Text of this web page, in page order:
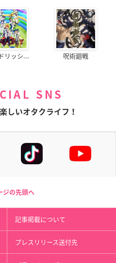
リッシ... 呪術廻戦
SNS
しいオタクライフ！
ジの先頭へ
記事掲載について
プレスリリース送付先